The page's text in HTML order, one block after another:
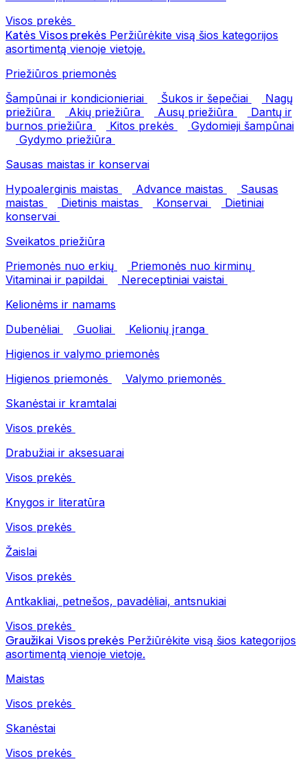
Visos prekės
Katės Visos prekės Peržiūrėkite visą šios kategorijos
asortimentą vienoje vietoje.
Priežiūros priemonės
Šampūnai ir kondicionieriai
Šukos ir šepečiai
Nagų
priežiūra
Akių priežiūra Ausų priežiūra
Dantų ir
burnos priežiūra
Kitos prekės
Gydomieji šampūnai
Gydymo priežiūra
Sausas maistas ir konservai
Hypoalerginis maistas
Advance maistas
Sausas
maistas
Dietinis maistas Konservai
Dietiniai
konservai
Sveikatos priežiūra
Priemonės nuo erkių
Priemonės nuo kirminų
Vitaminai ir papildai
Nereceptiniai vaistai
Kelionėms ir namams
Dubenėliai
Guoliai
Kelionių įranga
Higienos ir valymo priemonės
Higienos priemonės
Valymo priemonės
Skanėstai ir kramtalai
Visos prekės
Drabužiai ir aksesuarai
Visos prekės
Knygos ir literatūra
Visos prekės
Žaislai
Visos prekės
Antkakliai, petnešos, pavadėliai, antsnukiai
Visos prekės
Graužikai Visos prekės Peržiūrėkite visą šios kategorijos
asortimentą vienoje vietoje.
Maistas
Visos prekės
Skanėstai
Visos prekės